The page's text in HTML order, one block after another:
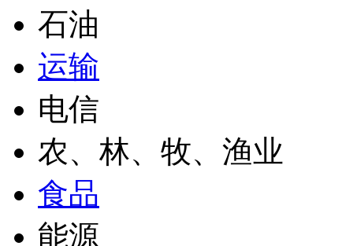
石油
运输
电信
农、林、牧、渔业
食品
能源